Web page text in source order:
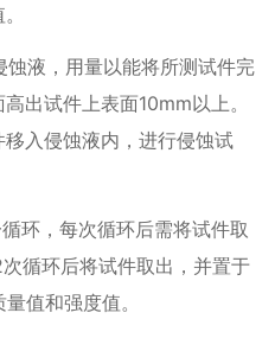
蚀液，用量以能将所测试件完
出试件上表面10mm以上。
入侵蚀液内，进行侵蚀试
环，每次循环后需将试件取
次循环后将试件取出，并置于
值和强度值。